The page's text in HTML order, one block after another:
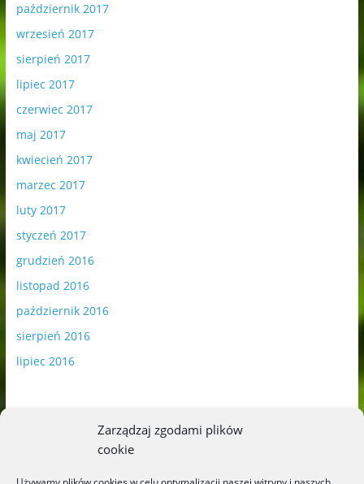
Zarządzaj zgodami plików
cookie
październik 2017
wrzesień 2017
sierpień 2017
lipiec 2017
czerwiec 2017
maj 2017
kwiecień 2017
marzec 2017
luty 2017
styczeń 2017
grudzień 2016
listopad 2016
październik 2016
sierpień 2016
lipiec 2016